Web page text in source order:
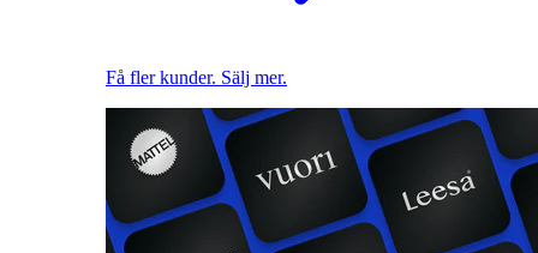
Få fler kunder. Sälj mer.